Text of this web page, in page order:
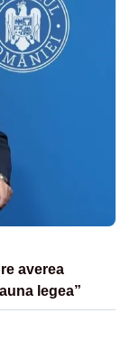
averea
legea”